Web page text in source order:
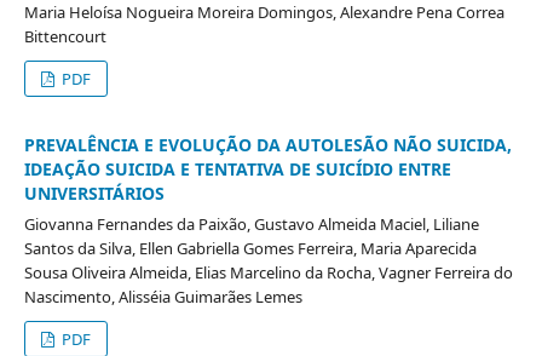
Maria Heloísa Nogueira Moreira Domingos, Alexandre Pena Correa
Bittencourt
PDF
PREVALÊNCIA E EVOLUÇÃO DA AUTOLESÃO NÃO SUICIDA,
IDEAÇÃO SUICIDA E TENTATIVA DE SUICÍDIO ENTRE
UNIVERSITÁRIOS
Giovanna Fernandes da Paixão, Gustavo Almeida Maciel, Liliane
Santos da Silva, Ellen Gabriella Gomes Ferreira, Maria Aparecida
Sousa Oliveira Almeida, Elias Marcelino da Rocha, Vagner Ferreira do
Nascimento, Alisséia Guimarães Lemes
PDF